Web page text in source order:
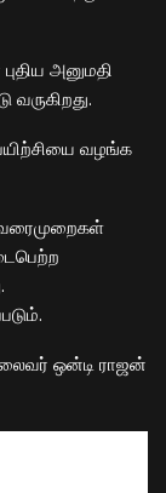
அனுமதி
வழங்க
வரைமுறைகள்
ஒன்டி ராஜன்